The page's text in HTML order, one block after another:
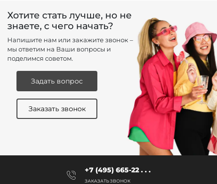
Хотите стать лучше, но не
знаете, с чего начать?
Напишите нам или закажите звонок –
мы ответим на Ваши вопросы и
поделимся советом.
Задать вопрос
Заказать звонок
+7 (495) 665-22 . . .
ЗАКАЗАТЬ ЗВОНОК